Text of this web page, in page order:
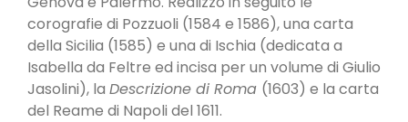
corografie di Pozzuoli (1584 e 1586), una carta
della Sicilia (1585) e una di Ischia (dedicata a
Isabella da Feltre ed incisa per un volume di Giulio
Jasolini), la Descrizione di Roma (1603) e la carta
del Reame di Napoli del 1611.